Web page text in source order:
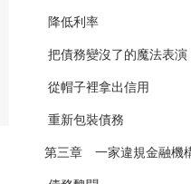
降低利率
把債務變沒了的魔法表演
從帽子裡拿出信用
重新包裝債務
第三章 一家違規金融機